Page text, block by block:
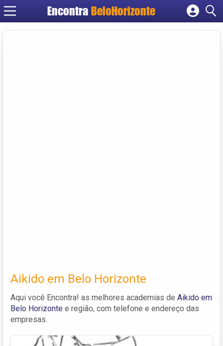
Encontra BeloHorizonte
Cadastrar empresa
Aikido em Belo Horizonte
Aqui você Encontra! as melhores academias de Aikido em
Belo Horizonte e região, com telefone e endereço das
empresas.